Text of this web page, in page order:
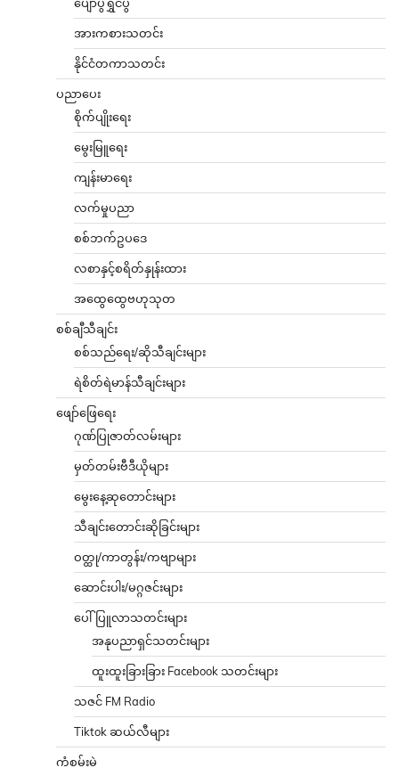
ပျော်ပွဲရွှင်ပွဲ
အားကစားသတင်း
နိုင်ငံတကာသတင်း
ပညာပေး
စိုက်ပျိုးရေး
မွေးမြူရေး
ကျန်းမာရေး
လက်မှုပညာ
စစ်ဘက်ဥပဒေ
လစာနှင့်စရိတ်နှုန်းထား
အထွေထွေဗဟုသုတ
စစ်ချီသီချင်း
စစ်သည်ရေး/ဆိုသီချင်းများ
ရဲစိတ်ရဲမာန်သီချင်းများ
ဖျော်ဖြေရေး
ဂုဏ်ပြုဇာတ်လမ်းများ
မှတ်တမ်းဗီဒီယိုများ
မွေးနေ့ဆုတောင်းများ
သီချင်းတောင်းဆိုခြင်းများ
ဝတ္ထု/ကာတွန်း/ကဗျာများ
ဆောင်းပါး/မဂ္ဂဇင်းများ
ပေါ်ပြူလာသတင်းများ
အနုပညာရှင်သတင်းများ
ထူးထူးခြားခြား Facebook သတင်းများ
သဇင် FM Radio
Tiktok ဆယ်လီများ
ကံစမ်းမဲ